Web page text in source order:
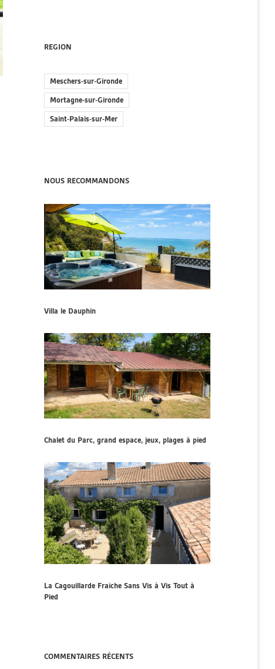
REGION
Meschers-sur-Gironde
Mortagne-sur-Gironde
Saint-Palais-sur-Mer
NOUS RECOMMANDONS
Villa le Dauphin
Chalet du Parc, grand espace, jeux, plages à pied
La Cagouillarde Fraîche Sans Vis à Vis Tout à
Pied
COMMENTAIRES RÉCENTS